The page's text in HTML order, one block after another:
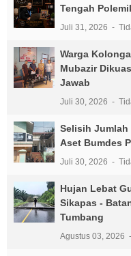
Tengah
Juli 31, 2026
Warga
Mubazir
Jawab
Juli 30, 2026
Selisih Jumlah
Aset Bumdes
Juli 30, 2026
Hujan Lebat
Sikapas -
Tumbang
Agustus 03, 2026